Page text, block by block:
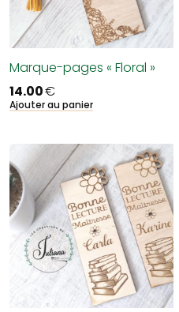
Marque-pages « Floral »
14.00€
Ajouter au panier